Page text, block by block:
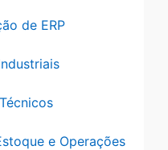
de ERP
e Operações